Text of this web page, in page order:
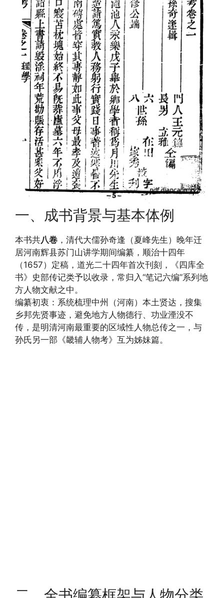
一、成书背景与基本体例
本书共八卷 ，清代大儒孙奇逢（夏峰先生）晚年迁
居河南辉县苏门山讲学期间编纂，顺治十四年
（1657）定稿，道光二十四年首次刊刻，《四库全
书》史部传记类予以收录，常归入“笔记六编”系列地
方人物文献之中。
编纂初衷：系统梳理中州（河南）本土贤达，搜集
乡邦先贤事迹，避免地方人物德行、功业湮没不
传，是明清河南最重要的区域性人物总传之一，与
孙氏另一部《畿辅人物考》互为姊妹篇。